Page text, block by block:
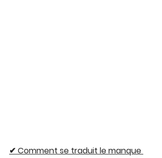
✔ Comment se traduit le manque